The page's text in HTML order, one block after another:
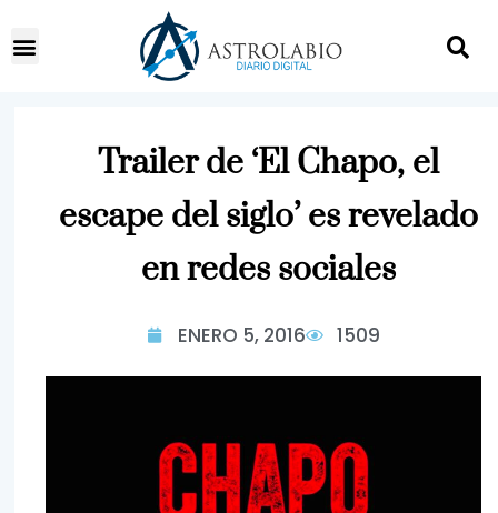
Trailer de ‘El Chapo, el
escape del siglo’ es revelado
en redes sociales
ENERO 5, 2016 1509